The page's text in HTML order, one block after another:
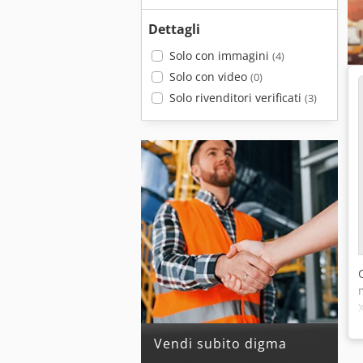
Dettagli
Solo con immagini (4)
Solo con video (0)
Solo rivenditori verificati (3)
Vendi subito digma